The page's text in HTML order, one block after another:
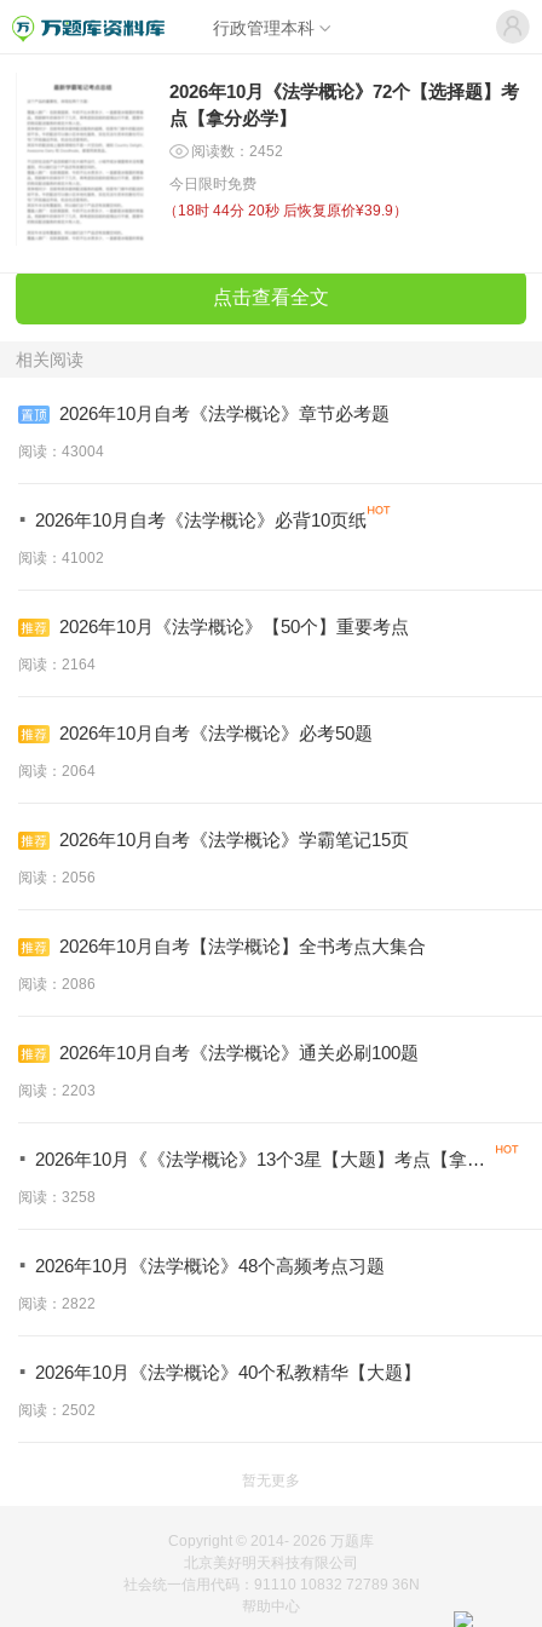
行政管理本科
2026年10月《法学概论》72个【选择题】考
点【拿分必学】
阅读数：2452
今日限时免费
（ 18时 44分 20秒 后恢复原价¥39.9）
点击查看全文
相关阅读
2026年10月自考《法学概论》章节必考题
阅读：43004
· 2026年10月自考《法学概论》必背10页纸
阅读：41002
2026年10月《法学概论》【50个】重要考点
阅读：2164
2026年10月自考《法学概论》必考50题
阅读：2064
2026年10月自考《法学概论》学霸笔记15页
阅读：2056
2026年10月自考【法学概论】全书考点大集合
阅读：2086
2026年10月自考《法学概论》通关必刷100题
阅读：2203
· 2026年10月《《法学概论》13个3星【大题】考点【拿分
必背】
阅读：3258
· 2026年10月《法学概论》48个高频考点习题
阅读：2822
· 2026年10月《法学概论》40个私教精华【大题】
阅读：2502
暂无更多
Copyright © 2014- 2026 万题库
北京美好明天科技有限公司
社会统一信用代码：91110 10832 72789 36N
帮助中心